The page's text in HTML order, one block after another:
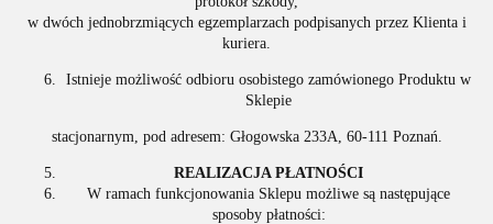
w dwóch jednobrzmiących egzemplarzach podpisanych przez Klienta i
kuriera.
Istnieje możliwość odbioru osobistego zamówionego Produktu w
Sklepie
stacjonarnym, pod adresem: Głogowska 233A, 60-111 Poznań.
REALIZACJA PŁATNOŚCI
W ramach funkcjonowania Sklepu możliwe są następujące
sposoby płatności: